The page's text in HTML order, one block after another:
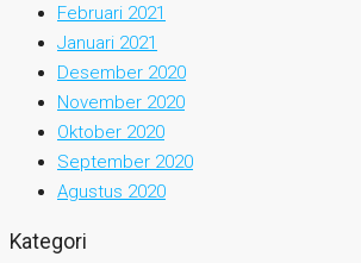
Februari 2021
Januari 2021
Desember 2020
November 2020
Oktober 2020
September 2020
Agustus 2020
Kategori